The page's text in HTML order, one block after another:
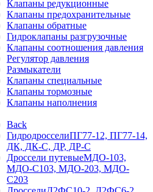
Клапаны редукционные
Клапаны предохранительные
Клапаны обратные
Гидроклапаны разгрузочные
Клапаны соотношения давления
Регулятор давления
Размыкатели
Клапаны специальные
Клапаны тормозные
Клапаны наполнения
Back
ГидродросселиПГ77-12, ПГ77-14,
ДК, ДК-С, ДР, ДР-С
Дроссели путевыеМДО-103,
МДО-С103, МДО-203, МДО-
С203